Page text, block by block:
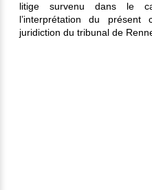
litige survenu dans le
l’interprétation du
juridiction du tribunal de